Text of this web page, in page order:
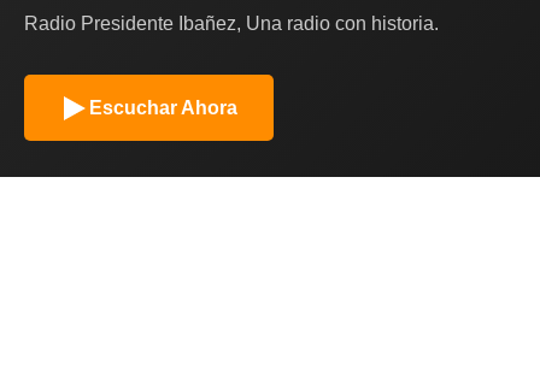
Radio Presidente Ibañez, Una radio con historia.
Escuchar Ahora